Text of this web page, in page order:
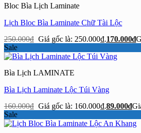
Bloc Bìa Lịch Laminate
Lịch Bloc Bìa Laminate Chữ Tài Lộc
250.000₫ Giá gốc là: 250.000₫.170.000₫
Sale
Bìa Lịch LAMINATE
Bìa Lịch Laminate Lộc Túi Vàng
160.000₫ Giá gốc là: 160.000₫.89.000₫
Sale